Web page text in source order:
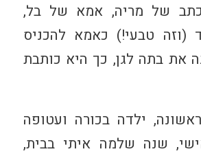
של מריה, אמא של בל,
טבעי!) כאמא להכניס
את בתה לגן, כך היא כותבת
ילדה בכורה ועטופה
שנה שלמה איתי בבית,